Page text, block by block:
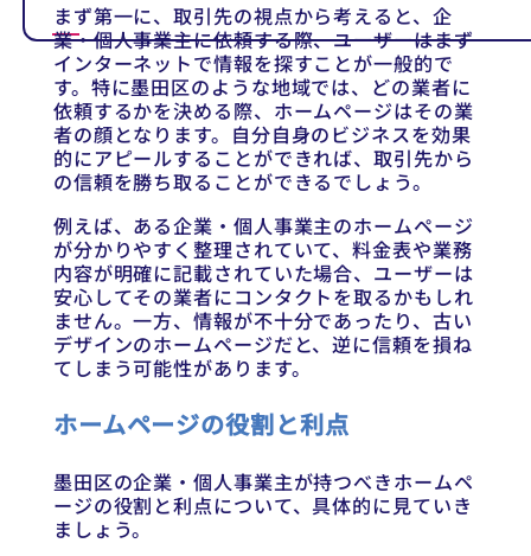
まず第一に、取引先の視点から考えると、企
業・個人事業主に依頼する際、ユーザーはまず
インターネットで情報を探すことが一般的で
す。特に墨田区のような地域では、どの業者に
依頼するかを決める際、ホームページはその業
者の顔となります。自分自身のビジネスを効果
的にアピールすることができれば、取引先から
の信頼を勝ち取ることができるでしょう。
例えば、ある企業・個人事業主のホームページ
が分かりやすく整理されていて、料金表や業務
内容が明確に記載されていた場合、ユーザーは
安心してその業者にコンタクトを取るかもしれ
ません。一方、情報が不十分であったり、古い
デザインのホームページだと、逆に信頼を損ね
てしまう可能性があります。
ホームページの役割と利点
墨田区の企業・個人事業主が持つべきホームペ
ージの役割と利点について、具体的に見ていき
ましょう。